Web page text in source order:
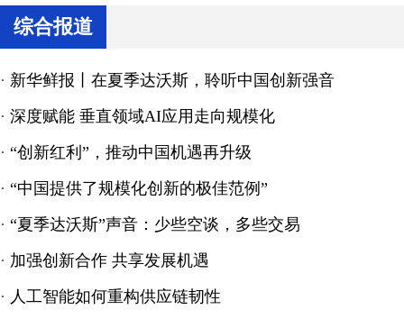
综合报道
· 新华鲜报丨在夏季达沃斯，聆听中国创新强音
· 深度赋能 垂直领域AI应用走向规模化
· “创新红利”，推动中国机遇再升级
· “中国提供了规模化创新的极佳范例”
· “夏季达沃斯”声音：少些空谈，多些交易
· 加强创新合作 共享发展机遇
· 人工智能如何重构供应链韧性